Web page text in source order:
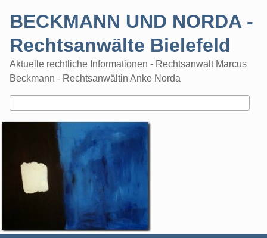
BECKMANN UND NORDA -
Rechtsanwälte Bielefeld
Aktuelle rechtliche Informationen - Rechtsanwalt Marcus
Beckmann - Rechtsanwältin Anke Norda